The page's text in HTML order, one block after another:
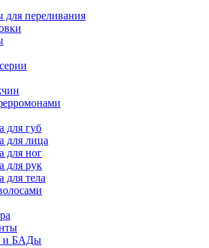
для переливания
для губ
для лица
для ног
для рук
для тела
и БАДы